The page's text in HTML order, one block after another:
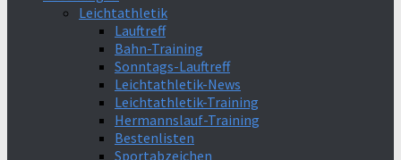
Leichtathletik
Lauftreff
Bahn-Training
Sonntags-Lauftreff
Leichtathletik-News
Leichtathletik-Training
Hermannslauf-Training
Bestenlisten
Sportabzeichen